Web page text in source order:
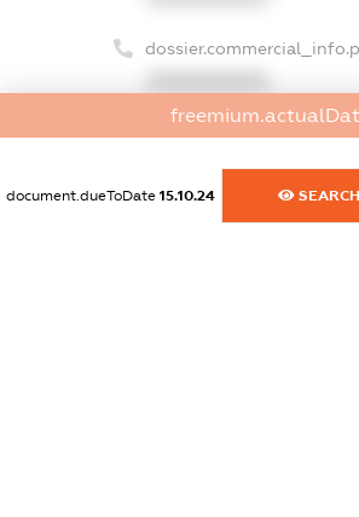
XXXXXXXXXX
document.dueToDate 15.10.24